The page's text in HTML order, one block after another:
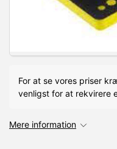
For at se vores priser
venligst for at rekvirere
Mere information